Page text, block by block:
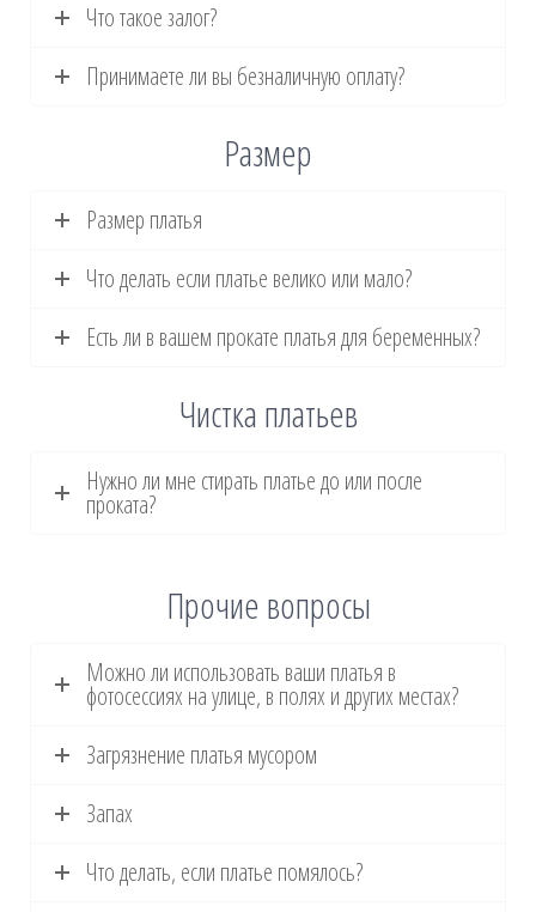
Что такое залог?
Принимаете ли вы безналичную оплату?
Размер
Размер платья
Что делать если платье велико или мало?
Есть ли в вашем прокате платья для беременных?
Чистка платьев
Нужно ли мне стирать платье до или после
проката?
Прочие вопросы
Можно ли использовать ваши платья в
фотосессиях на улице, в полях и других местах?
Загрязнение платья мусором
Запах
Что делать, если платье помялось?